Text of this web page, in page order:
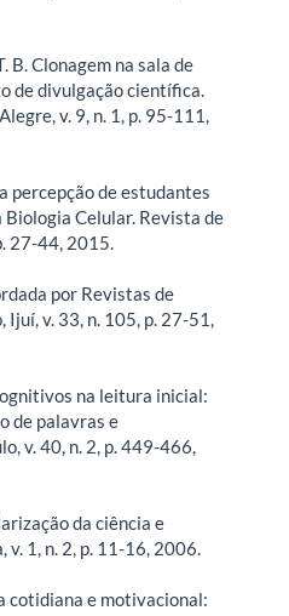
B. Clonagem na sala de
de divulgação científica.
v. 9, n. 1, p. 95-111,
percepção de estudantes
Biologia Celular. Revista de
27-44, 2015.
por Revistas de
v. 33, n. 105, p. 27-51,
na leitura inicial:
de palavras e
v. 40, n. 2, p. 449-466,
da ciência e
1, n. 2, p. 11-16, 2006.
cotidiana e motivacional: